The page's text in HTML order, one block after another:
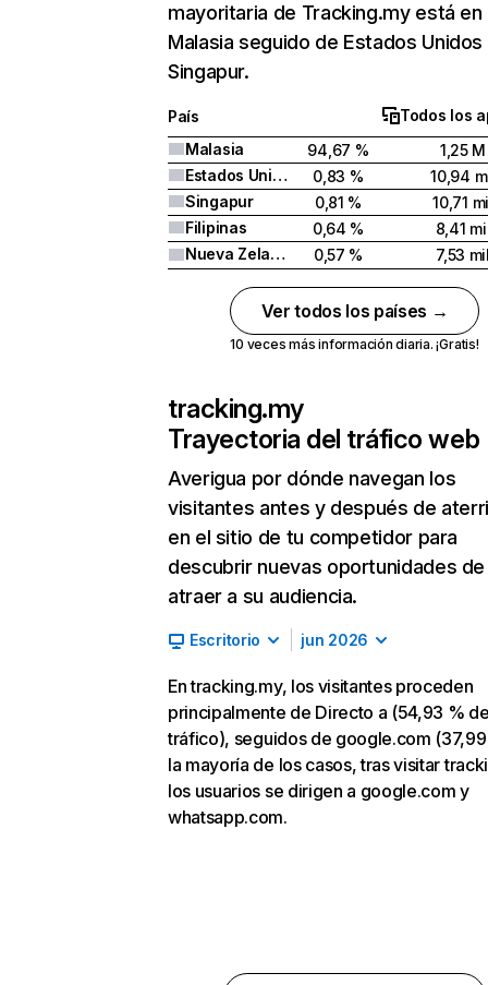
mayoritaria de Tracking.my está en
Malasia seguido de Estados Unidos
Singapur.
País
Todos los
Malasia
94,67 %
1,25 M
Estados Unidos
0,83 %
10,94
Singapur
0,81 %
10,71
Filipinas
0,64 %
8,41
Nueva Zelanda
0,57 % 7,53
Ver todos los países →
10 veces más información diaria. ¡Gratis!
tracking.my
Trayectoria del tráfico web
Averigua por dónde navegan los
visitantes antes y después de
en el sitio de tu competidor para
descubrir nuevas oportunidades de
atraer a su audiencia.
Escritorio jun 2026
En tracking.my, los visitantes proceden
principalmente de Directo a (54,93 %
tráfico), seguidos de google.com (37,99
la mayoría de los casos, tras visitar
los usuarios se dirigen a google.com y
whatsapp.com.